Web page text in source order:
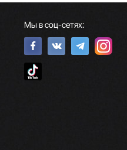
Мы в соц-сетях: